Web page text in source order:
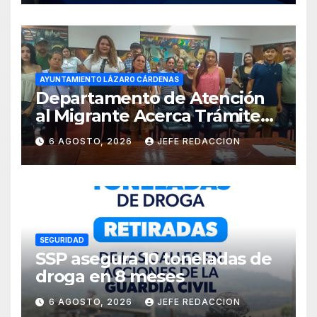
AYUNTAMIENTO LÁZARO CÁRDENAS
Departamento de Atención
al Migrante Acerca Trámite
de Pasaportes
Estadounidenses a
Residentes de Lázaro
Cárdenas
6 AGOSTO, 2026 JEFE REDACCION
SEGURIDAD
SSP asegura 10 toneladas de
droga en 8 meses
6 AGOSTO, 2026 JEFE REDACCION